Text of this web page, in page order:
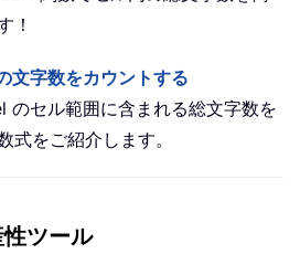
！
文字数をカウントする
のセル範囲に含まれる総文字数を
式をご紹介します。
ツール